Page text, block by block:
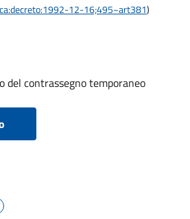
12-16;495~art381)
del contrassegno temporaneo